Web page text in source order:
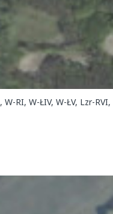
RI, W-ŁIV, W-ŁV, Lzr-RVI,